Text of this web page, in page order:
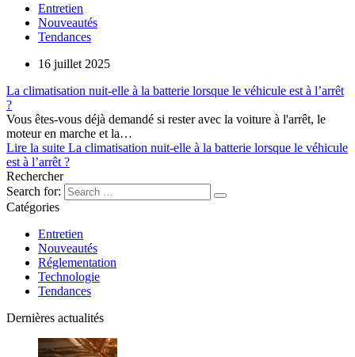
Entretien
Nouveautés
Tendances
16 juillet 2025
La climatisation nuit-elle à la batterie lorsque le véhicule est à l’arrêt
?
Vous êtes-vous déjà demandé si rester avec la voiture à l'arrêt, le
moteur en marche et la…
Lire la suite La climatisation nuit-elle à la batterie lorsque le véhicule
est à l’arrêt ?
Rechercher
Search for:
Catégories
Entretien
Nouveautés
Réglementation
Technologie
Tendances
Dernières actualités